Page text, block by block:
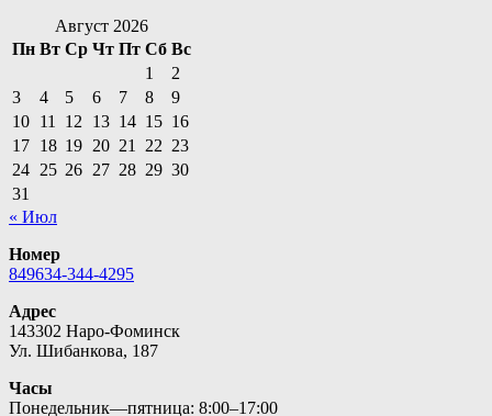
Август 2026
Пн Вт Ср Чт Пт Сб Вс
1
2
3
4 5 6 7 8
9
10 11 12 13 14 15 16
17 18 19 20 21 22 23
24 25 26 27 28 29 30
31
« Июл
Номер
849634-344-4295
Адрес
143302 Наро-Фоминск
Ул. Шибанкова, 187
Часы
Понедельник—пятница: 8:00–17:00